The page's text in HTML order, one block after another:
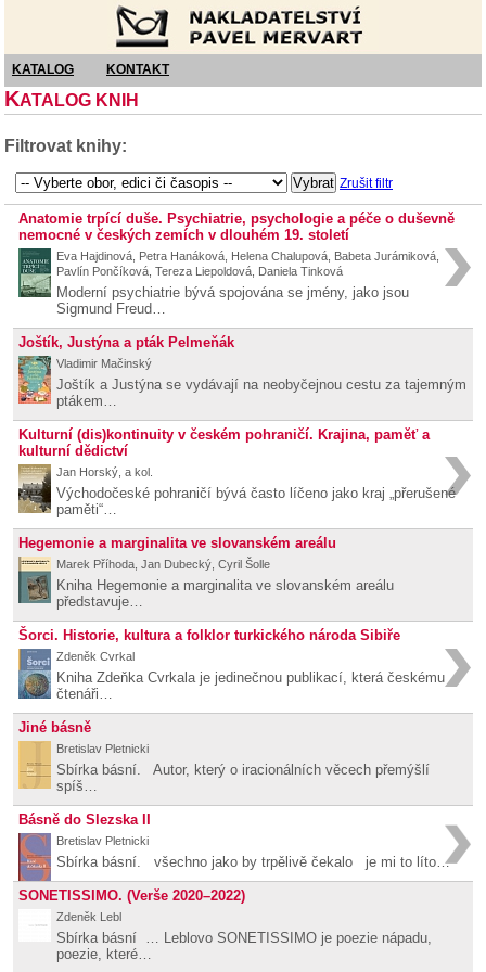
KATALOG KONTAKT
KATALOG KNIH
Filtrovat knihy:
Zrušit filtr
Anatomie trpící duše. Psychiatrie, psychologie a péče o duševně
nemocné v českých zemích v dlouhém 19. století
Eva Hajdinová, Petra Hanáková, Helena Chalupová, Babeta Jurámiková,
Pavlín Pončíková, Tereza Liepoldová, Daniela Tinková
Moderní psychiatrie bývá spojována se jmény, jako jsou
Sigmund Freud…
Joštík, Justýna a pták Pelmeňák
Vladimir Mačinský
Joštík a Justýna se vydávají na neobyčejnou cestu za tajemným
ptákem…
Kulturní (dis)kontinuity v českém pohraničí. Krajina, paměť a
kulturní dědictví
Jan Horský, a kol.
Východočeské pohraničí bývá často líčeno jako kraj „přerušené
paměti“…
Hegemonie a marginalita ve slovanském areálu
Marek Příhoda, Jan Dubecký, Cyril Šolle
Kniha Hegemonie a marginalita ve slovanském areálu
představuje…
Šorci. Historie, kultura a folklor turkického národa Sibiře
Zdeněk Cvrkal
Kniha Zdeňka Cvrkala je jedinečnou publikací, která českému
čtenáři…
Jiné básně
Bretislav Pletnicki
Sbírka básní. Autor, který o iracionálních věcech přemýšlí
spíš…
Básně do Slezska II
Bretislav Pletnicki
Sbírka básní. všechno jako by trpělivě čekalo je mi to líto…
SONETISSIMO. (Verše 2020–2022)
Zdeněk Lebl
Sbírka básní … Leblovo SONETISSIMO je poezie nápadu,
poezie, které…